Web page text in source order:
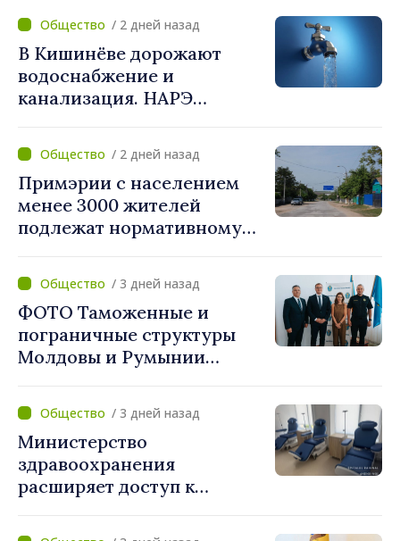
«Правительство
предоставляет примэриям,
которые добровольно
объединяются,
беспрецедентный
/ 2 дней назад
В Кишинёве дорожают
водоснабжение и
канализация. НАРЭ
/ 2 дней назад
Примэрии с населением
менее 3000 жителей
подлежат нормативному
«Реформу нужно
завершить этой осенью»
/ 3 дней назад
ФОТО Таможенные и
пограничные структуры
Молдовы и Румынии
по разгрузке движения на
КПП "Леушены–Албица"
/ 3 дней назад
Министерство
здравоохранения
расширяет доступ к
Новоаненской и Сорокской